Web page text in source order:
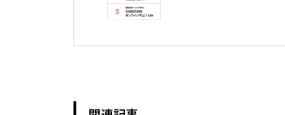
真相解説 仮想通貨NEWS!出演　その他